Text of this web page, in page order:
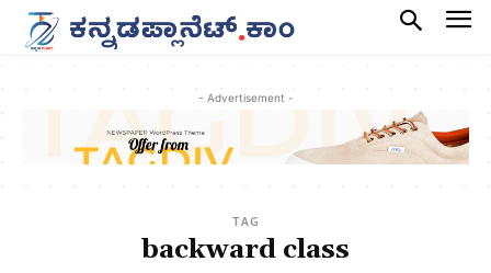
- Advertisement -
TAG
backward class